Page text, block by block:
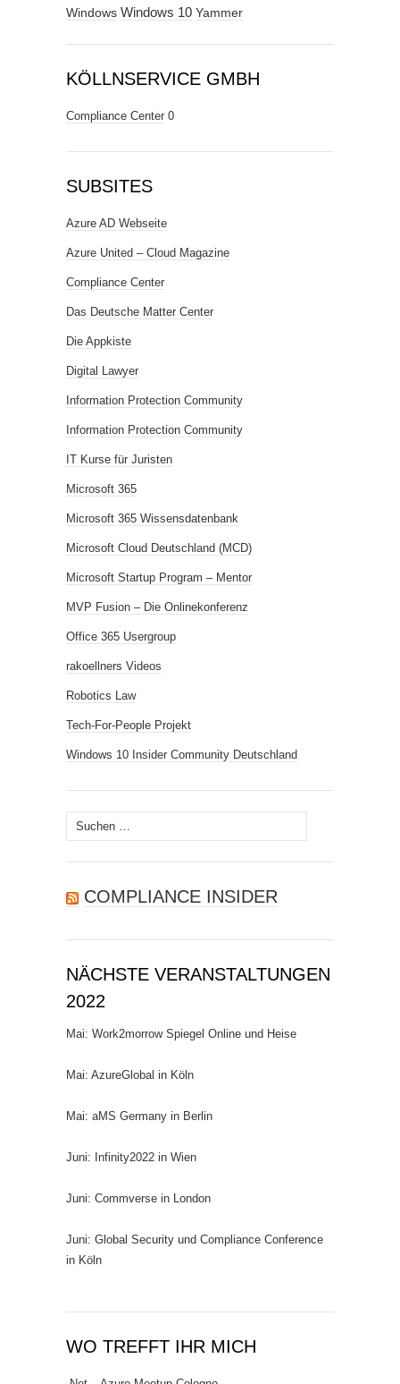
Windows Windows 10 Yammer
KÖLLNSERVICE GMBH
Compliance Center 0
SUBSITES
Azure AD Webseite
Azure United – Cloud Magazine
Compliance Center
Das Deutsche Matter Center
Die Appkiste
Digital Lawyer
Information Protection Community
Information Protection Community
IT Kurse für Juristen
Microsoft 365
Microsoft 365 Wissensdatenbank
Microsoft Cloud Deutschland (MCD)
Microsoft Startup Program – Mentor
MVP Fusion – Die Onlinekonferenz
Office 365 Usergroup
rakoellners Videos
Robotics Law
Tech-For-People Projekt
Windows 10 Insider Community Deutschland
Suchen
nach:
COMPLIANCE INSIDER
NÄCHSTE VERANSTALTUNGEN
2022
Mai: Work2morrow Spiegel Online und Heise
Mai: AzureGlobal in Köln
Mai: aMS Germany in Berlin
Juni: Infinity2022 in Wien
Juni: Commverse in London
Juni: Global Security und Compliance Conference
in Köln
WO TREFFT IHR MICH